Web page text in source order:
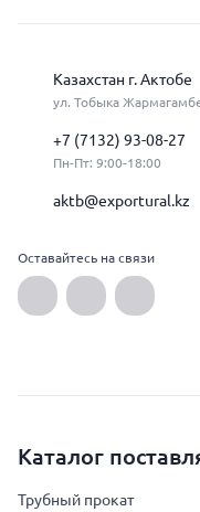
Казахстан г. Актобе
ул. Тобыка
+7 (7132) 93-08-27
Пн-Пт: 9:00-18:00
aktb@exportural.kz
Оставайтесь на связи
Каталог
Трубный прокат